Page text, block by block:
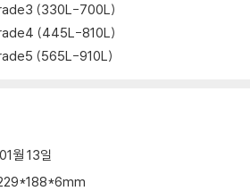
(330L-700L)
(445L-810L)
(565L-910L)
월 13일